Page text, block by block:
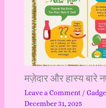
मज़ेदार और हास्य बारे
Leave a Comment /
December 31, 2025